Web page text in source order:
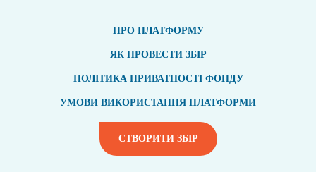
ПРО ПЛАТФОРМУ
ЯК ПРОВЕСТИ ЗБІР
ПОЛІТИКА ПРИВАТНОСТІ ФОНДУ
УМОВИ ВИКОРИСТАННЯ ПЛАТФОРМИ
СТВОРИТИ ЗБІР